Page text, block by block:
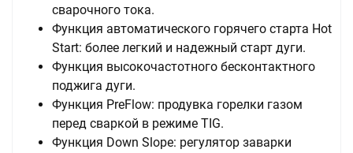
сварочного тока.
Функция автоматического горячего старта Hot
Start: более легкий и надежный старт дуги.
Функция высокочастотного бесконтактного
поджига дуги.
Функция PreFlow: продувка горелки газом
перед сваркой в режиме TIG.
Функция Down Slope: регулятор заварки